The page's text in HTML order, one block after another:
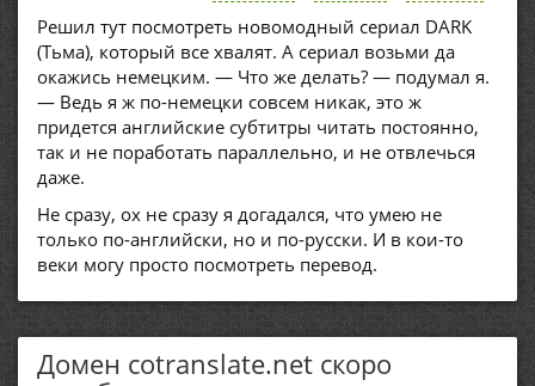
Решил тут посмотреть новомодный сериал DARK
(Тьма), который все хвалят. А сериал возьми да
окажись немецким. — Что же делать? — подумал я.
— Ведь я ж по-немецки совсем никак, это ж
придется английские субтитры читать постоянно,
так и не поработать параллельно, и не отвлечься
даже.
Не сразу, ох не сразу я догадался, что умею не
только по-английски, но и по-русски. И в кои-то
веки могу просто посмотреть перевод.
Домен cotranslate.net скоро